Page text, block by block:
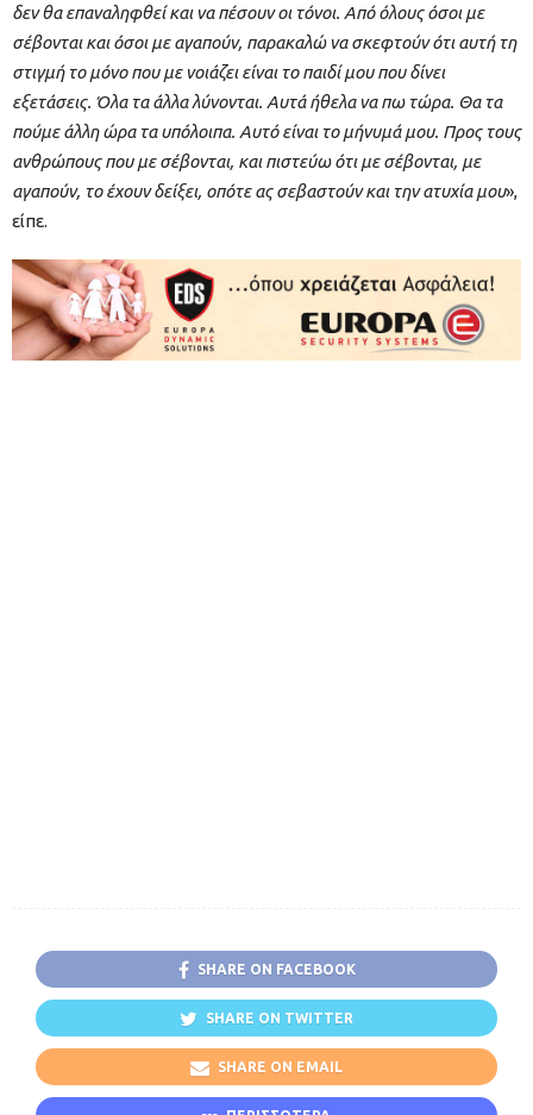
δεν θα επαναληφθεί και να πέσουν οι τόνοι. Από όλους όσοι με
σέβονται και όσοι με αγαπούν, παρακαλώ να σκεφτούν ότι αυτή τη
στιγμή το μόνο που με νοιάζει είναι το παιδί μου που δίνει
εξετάσεις. Όλα τα άλλα λύνονται. Αυτά ήθελα να πω τώρα. Θα τα
πούμε άλλη ώρα τα υπόλοιπα. Αυτό είναι το μήνυμά μου. Προς τους
ανθρώπους που με σέβονται, και πιστεύω ότι με σέβονται, με
αγαπούν, το έχουν δείξει, οπότε ας σεβαστούν και την ατυχία μου»,
είπε.
SHARE ON FACEBOOK
SHARE ON TWITTER
SHARE ON EMAIL